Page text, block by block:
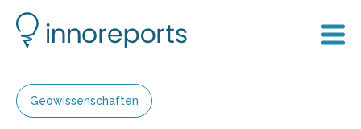
Geowissenschaften